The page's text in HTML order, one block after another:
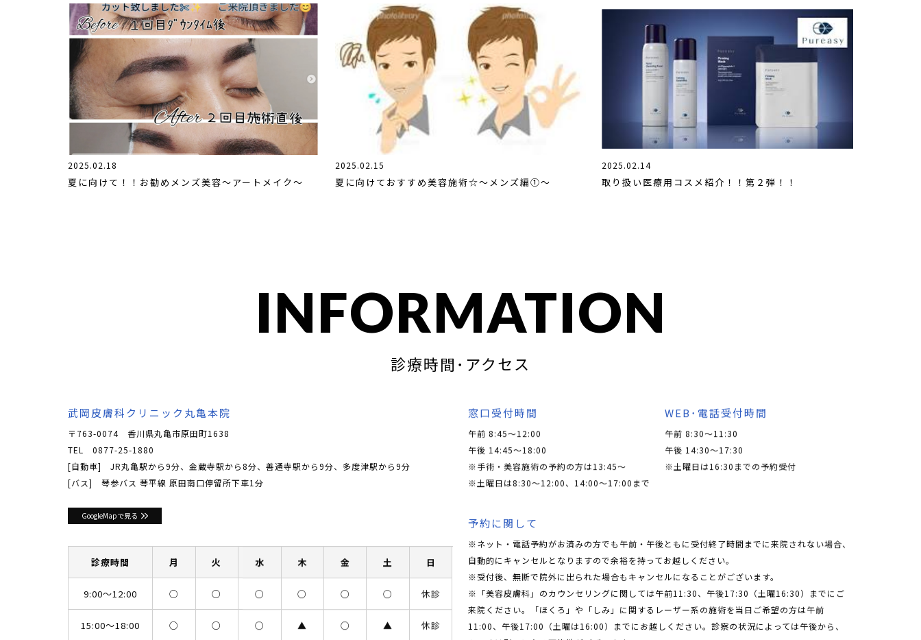
2025.02.18
夏に向けて！！お勧めメンズ美容〜アートメイク〜
2025.02.15
夏に向けておすすめ美容施術☆〜メンズ編①〜
2025.02.14
取り扱い医療用コスメ紹介！！第２弾！！
INFORMATION
診療時間･アクセス
武岡皮膚科クリニック丸亀本院
〒763-0074 香川県丸亀市原田町1638
TEL 0877-25-1880
[自動車] JR丸亀駅から9分、金蔵寺駅から8分、善通寺駅から9分、多度津駅から9分
[バス] 琴参バス 琴平線 原田南口停留所下車1分
GoogleMapで見る
診療時間 月 火 水 木 金 土 日
9:00〜12:00 ○ ○ ○ ○ ○ ○ 休診
15:00〜18:00 ○ ○ ○ ▲ ○ ▲ 休診
窓口受付時間
午前 8:45～12:00
午後 14:45～18:00
※手術・美容施術の予約の方は13:45〜
※土曜日は8:30〜12:00、14:00〜17:00まで
WEB･電話受付時間
午前 8:30～11:30
午後 14:30～17:30
※土曜日は16:30までの予約受付
予約に関して
※ネット・電話予約がお済みの方でも午前・午後ともに受付終了時間までに来院されない場合、
自動的にキャンセルとなりますので余裕を持ってお越しください。
※受付後、無断で院外に出られた場合もキャンセルになることがございます。
※「美容皮膚科」のカウンセリングに関しては午前11:30、午後17:30（土曜16:30）までにご
来院ください。「ほくろ」や「しみ」に関するレーザー系の施術を当日ご希望の方は午前
11:00、午後17:00（土曜は16:00）までにお越しください。診察の状況によっては午後から、